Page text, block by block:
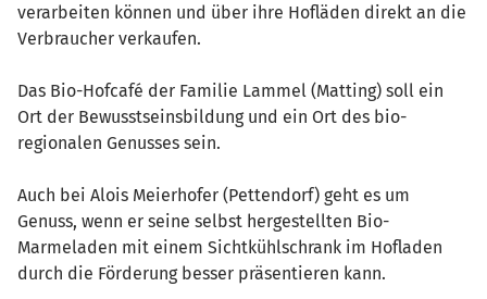
verarbeiten können und über ihre Hofläden direkt an die
Verbraucher verkaufen.
Das Bio-Hofcafé der Familie Lammel (Matting) soll ein
Ort der Bewusstseinsbildung und ein Ort des bio-
regionalen Genusses sein.
Auch bei Alois Meierhofer (Pettendorf) geht es um
Genuss, wenn er seine selbst hergestellten Bio-
Marmeladen mit einem Sichtkühlschrank im Hofladen
durch die Förderung besser präsentieren kann.